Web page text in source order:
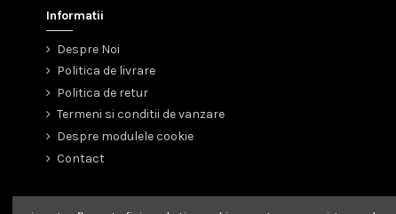
Informatii
Despre Noi
Politica de livrare
Politica de retur
Termeni si conditii de vanzare
Despre modulele cookie
Contact